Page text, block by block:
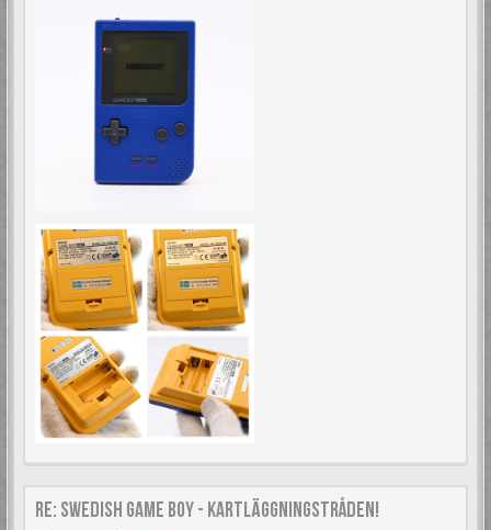
Re: Swedish Game Boy - Kartläggningstråden!